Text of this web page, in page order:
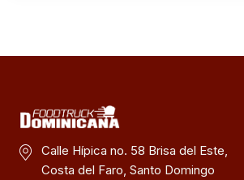
Calle Hípica no. 58 Brisa del Este,
Costa del Faro, Santo Domingo